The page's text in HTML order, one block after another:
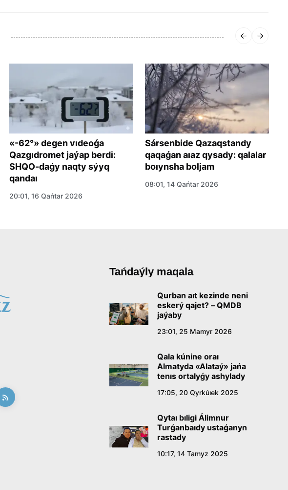
«-62°» degen vıdeoǵa
Qazgıdromet jaýap berdi:
SHQO-daǵy naqty sýyq
qandaı
20:01, 16 Qańtar 2026
Sársenbide Qazaqstandy
qaqaǵan aıaz qysady: qalalar
boıynsha boljam
08:01, 14 Qańtar 2026
Tańdaýly maqala
Qurban aıt kezinde neni
eskerý qajet? – QMDB
jaýaby
23:01, 25 Mamyr 2026
Qala kúnine oraı
Almatyda «Alataý» jańa
tenıs ortalyǵy ashylady
17:05, 20 Qyrkúıek 2025
Qytaı bıligi Álimnur
Turǵanbaıdy ustaǵanyn
rastady
10:17, 14 Tamyz 2025